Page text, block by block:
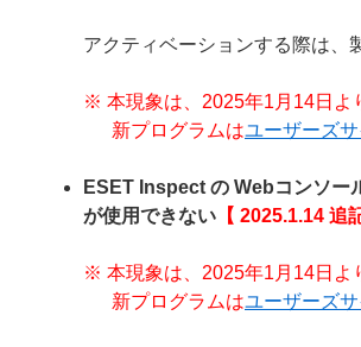
アクティベーションする際は、
※ 本現象は、2025年1月14日よ
新プログラムはユーザーズサ
ESET Inspect の Webコンソー
が使用できない 【 2025.1.14 追
※ 本現象は、2025年1月14日よ
新プログラムはユーザーズサ